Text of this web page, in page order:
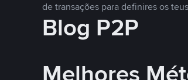
de transações para definires os
Blog P2P